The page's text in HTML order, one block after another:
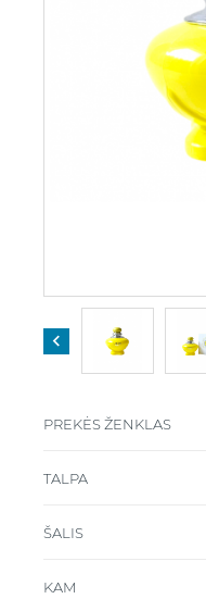

PREKĖS ŽENKLAS
TALPA
ŠALIS
KAM